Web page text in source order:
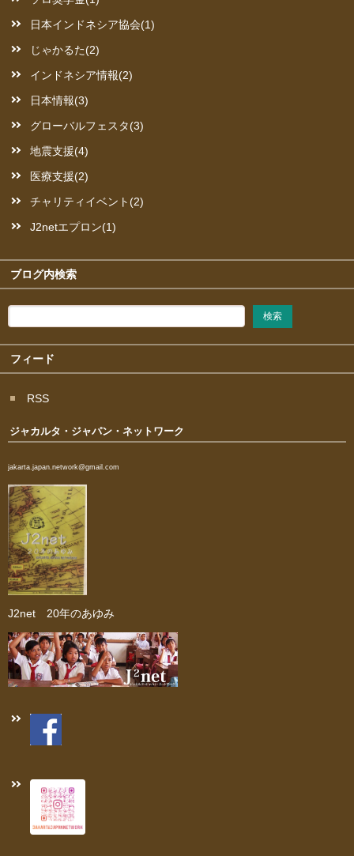
日本インドネシア協会(1)
じゃかるた(2)
インドネシア情報(2)
日本情報(3)
グローバルフェスタ(3)
地震支援(4)
医療支援(2)
チャリティイベント(2)
J2netエプロン(1)
ブログ内検索
フィード
RSS
ジャカルタ・ジャパン・ネットワーク
jakarta.japan.network@gmail.com
J2net 20年のあゆみ